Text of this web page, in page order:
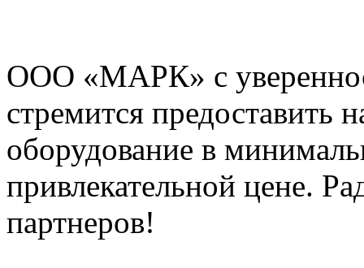
ООО «МАРК» с
стремится предоставить
оборудование в
привлекательной цене.
партнеров!